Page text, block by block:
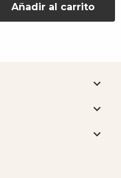
Añadir al carrito


